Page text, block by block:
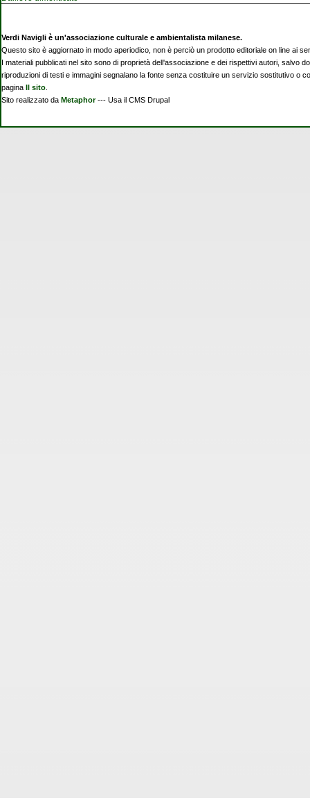
Verdi Navigli è un'associazione culturale e ambientalista milanese.
Questo sito è aggiornato in modo aperiodico, non è perciò un prodotto editoriale on line ai
I materiali pubblicati nel sito sono di proprietà dell'associazione e dei rispettivi autori,
riproduzioni di testi e immagini segnalano la fonte senza costituire un servizio sostitutivo o
pagina
Il sito.
Sito realizzato da Metaphor--- Usa il CMS Drupal